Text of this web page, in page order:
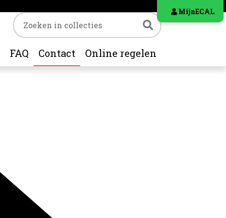
MijnECAL
Trefwoord Zoeken
FAQ Contact Online regelen